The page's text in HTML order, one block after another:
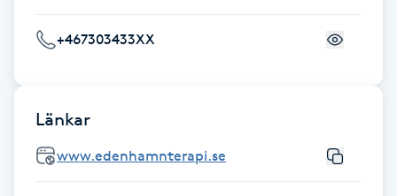
Hatha Yoga
Headspa
+467303433XX
Länkar
www.edenhamnterapi.se